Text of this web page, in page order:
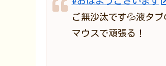
ご無沙汰です💦液タ
マウスで頑張る！